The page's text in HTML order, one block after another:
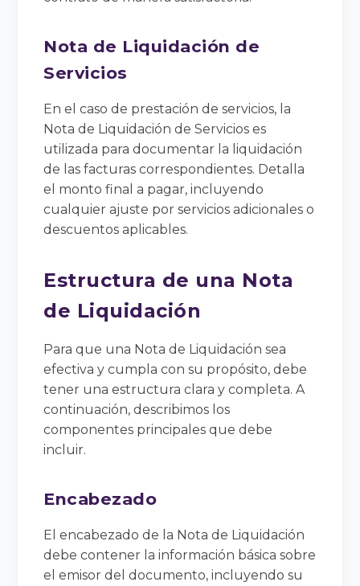
Nota de Liquidación de
Servicios
En el caso de prestación de servicios, la
Nota de Liquidación de Servicios es
utilizada para documentar la liquidación
de las facturas correspondientes. Detalla
el monto final a pagar, incluyendo
cualquier ajuste por servicios adicionales o
descuentos aplicables.
Estructura de una Nota
de Liquidación
Para que una Nota de Liquidación sea
efectiva y cumpla con su propósito, debe
tener una estructura clara y completa. A
continuación, describimos los
componentes principales que debe
incluir.
Encabezado
El encabezado de la Nota de Liquidación
debe contener la información básica sobre
el emisor del documento, incluyendo su